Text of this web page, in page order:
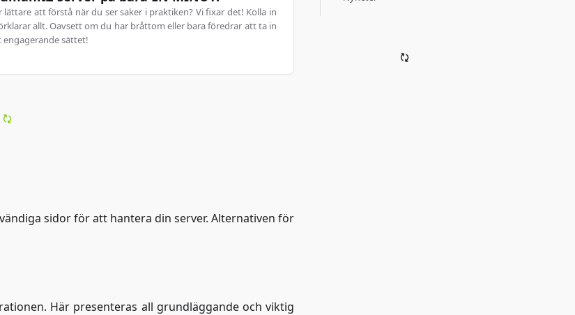
lättare att förstå när du ser saker i praktiken? Vi fixar det! Kolla in
allt. Oavsett om du har bråttom eller bara föredrar att ta in
engagerande sättet!
sidor för att hantera din server. Alternativen för
Här presenteras all grundläggande och viktig